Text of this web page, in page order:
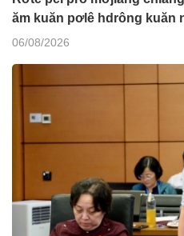
ăm kuăn pơlê hdrông kuăn
06/08/2026